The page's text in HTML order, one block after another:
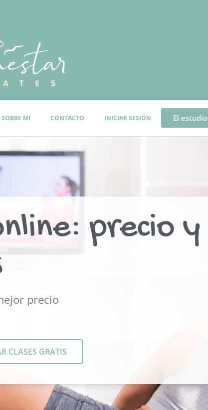
SOBRE MI CONTACTO INICIAR SESIÓN El estudio
precio y
precio
CLASES GRATIS